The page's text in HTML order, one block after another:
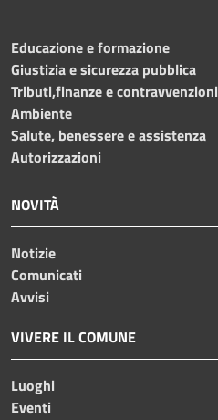
Educazione e formazione
Giustizia e sicurezza pubblica
Tributi,finanze e contravvenzioni
Ambiente
Salute, benessere e assistenza
Autorizzazioni
NOVITÀ
Notizie
Comunicati
Avvisi
VIVERE IL COMUNE
Luoghi
Eventi